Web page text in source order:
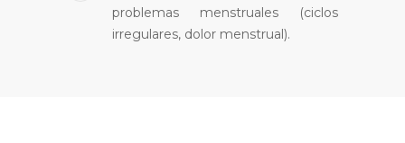
problemas menstruales (ciclos
irregulares, dolor menstrual).